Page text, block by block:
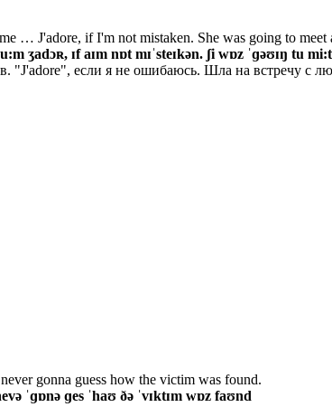
… J'adore, if I'm not mistaken. She was going to meet
ʒadɔʀ, ɪf aɪm nɒt mɪˈsteɪkən. ʃi wɒz ˈɡəʊɪŋ tu
"J'adore", если я не ошибаюсь. Шла на встречу с
gonna guess how the victim was found.
ˈɡɒnə ɡes ˈhaʊ ðə ˈvɪktɪm wɒz faʊnd